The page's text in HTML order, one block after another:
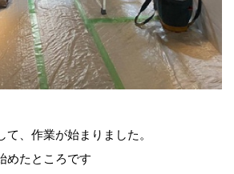
て、作業が始まりました。
めたところです